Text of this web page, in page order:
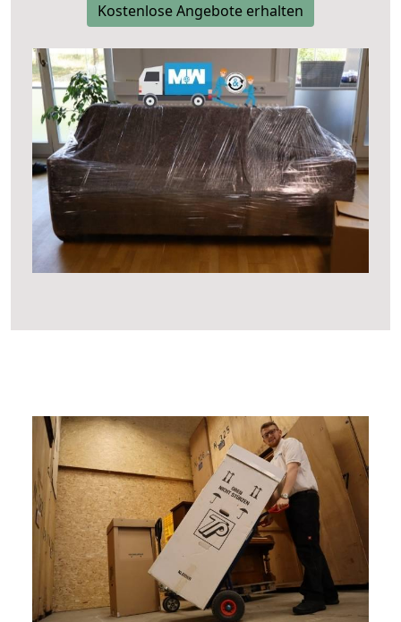
Kostenlose Angebote erhalten